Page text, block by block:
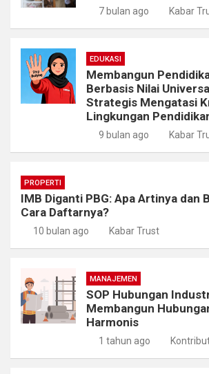
7 bulan ago Kabar
EDUKASI
Membangun
Berbasis Nilai
Strategis Mengatasi
Lingkungan
9 bulan ago Kabar
PROPERTI
IMB Diganti PBG: Apa Artinya dan
Cara Daftarnya?
10 bulan ago Kabar Trust
MANAJEMEN
SOP Hubungan
Membangun
Harmonis
1 tahun ago